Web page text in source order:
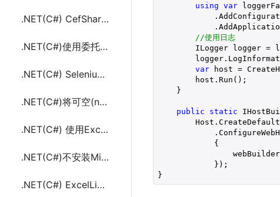
.NET(C#) CefSharp 执行JS(JavaScript)代码及资源清理方法
.NET(C#)使用委托(delegate)和Func<in T, out TResult>作为方法返回值
.NET(C#) Selenium操作调用浏览器判断页面元素(ElementIsVisible)可见的方法
.NET(C#)将可空(null)日期时间类型(DateTime?)转成字符串方法及示例代码
.NET(C#) 使用ExcelLibrary读取Excel(.xls,.xlsx)文件示例代码(不用安装Office)
.NET(C#)不安装Microsoft Office使用ExcelLibrary创建Excel(.xls,.xlsx)文件
.NET(C#) ExcelLibrary读写Excel(.xls,.xlsx)示例代码(不用安装Office)
using var
//使用日志
ILogger logger =
var host =
        host.Run();
    }
public static
            {
            });
}